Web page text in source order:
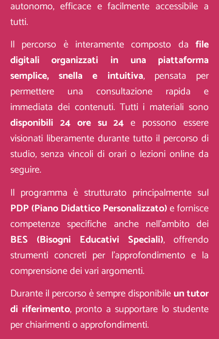
autonomo, efficace e facilmente accessibile a
tutti.
Il percorso è interamente composto dafile
digitali organizzati in una piattaforma
semplice, snella e intuitiva, pensata per
permettere una consultazione rapida e
immediata dei contenuti. Tutti i materiali sono
disponibili 24 ore su 24 e possono essere
visionati liberamente durante tutto il percorso di
studio, senza vincoli di orari o lezioni online da
seguire.
Il programma è strutturato principalmente sul
PDP (Piano Didattico Personalizzato)e fornisce
competenze specifiche anche nell’ambito dei
BES (Bisogni Educativi Speciali), offrendo
strumenti concreti per l’approfondimento e la
comprensione dei vari argomenti.
Durante il percorso è sempre disponibileun tutor
di riferimento, pronto a supportare lo studente
per chiarimenti o approfondimenti.